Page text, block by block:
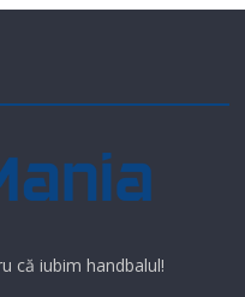
că iubim handbalul!